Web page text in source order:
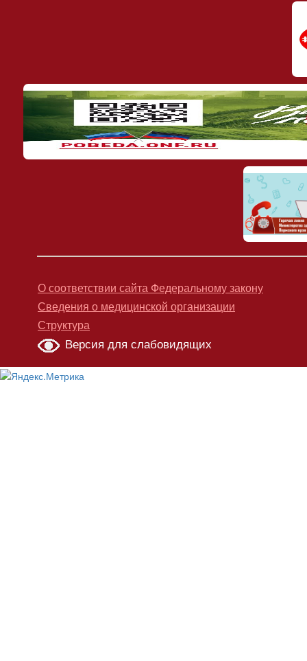
О соответствии сайта Федеральному закону
Сведения о медицинской организации
Структура
Версия для слабовидящих